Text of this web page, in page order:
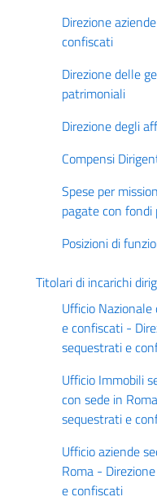
Direzione
confiscati
Direzione delle
patrimoniali
Direzione degli
Compensi
Spese per
pagate con
Posizioni di
Titolari di incarichi
Ufficio
e confiscati -
sequestrati e
Ufficio Immobili
con sede in
sequestrati e
Ufficio aziende
Roma -
e confiscati